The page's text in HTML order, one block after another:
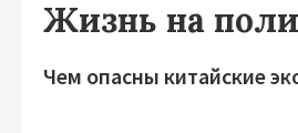
Жизнь на
Чем опасны китайские